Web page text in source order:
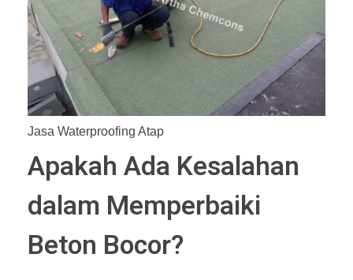
Jasa Waterproofing Atap
Apakah Ada Kesalahan
dalam Memperbaiki
Beton Bocor?